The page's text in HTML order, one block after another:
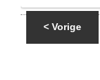
< Vorige